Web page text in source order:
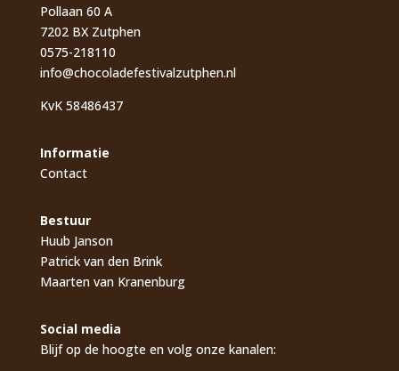
Pollaan 60 A
7202 BX Zutphen
0575-218110
info@chocoladefestivalzutphen.nl
KvK 58486437
Informatie
Contact
Bestuur
Huub Janson
Patrick van den Brink
Maarten van Kranenburg
Social media
Blijf op de hoogte en volg onze kanalen: